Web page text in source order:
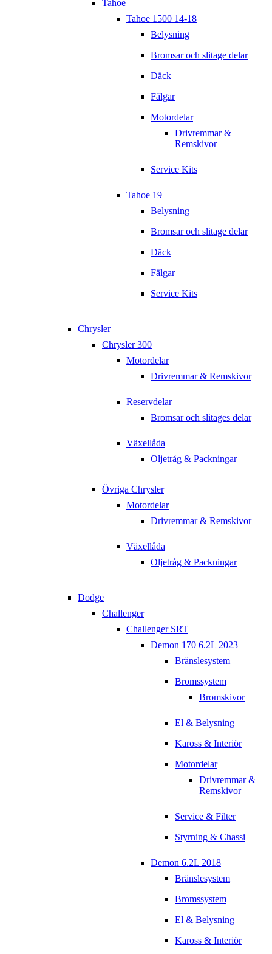
Tahoe
Tahoe 1500 14-18
Belysning
Bromsar och slitage delar
Däck
Fälgar
Motordelar
Drivremmar &
Remskivor
Service Kits
Tahoe 19+
Belysning
Bromsar och slitage delar
Däck
Fälgar
Service Kits
Chrysler
Chrysler 300
Motordelar
Drivremmar & Remskivor
Reservdelar
Bromsar och slitages delar
Växellåda
Oljetråg & Packningar
Övriga Chrysler
Motordelar
Drivremmar & Remskivor
Växellåda
Oljetråg & Packningar
Dodge
Challenger
Challenger SRT
Demon 170 6.2L 2023
Bränslesystem
Bromssystem
Bromskivor
El & Belysning
Kaross & Interiör
Motordelar
Drivremmar &
Remskivor
Service & Filter
Styrning & Chassi
Demon 6.2L 2018
Bränslesystem
Bromssystem
El & Belysning
Kaross & Interiör